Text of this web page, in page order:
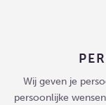
Wij geven je
persoonlijke